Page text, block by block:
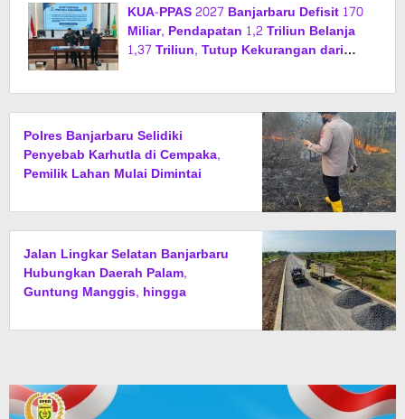
KUA-PPAS 2027 Banjarbaru Defisit 170
Miliar, Pendapatan 1,2 Triliun Belanja
1,37 Triliun, Tutup Kekurangan dari
Polres Banjarbaru Selidiki
Penyebab Karhutla di Cempaka,
Pemilik Lahan Mulai Dimintai
Jalan Lingkar Selatan Banjarbaru
Hubungkan Daerah Palam,
Guntung Manggis, hingga
dan Buka Kawasan Baru